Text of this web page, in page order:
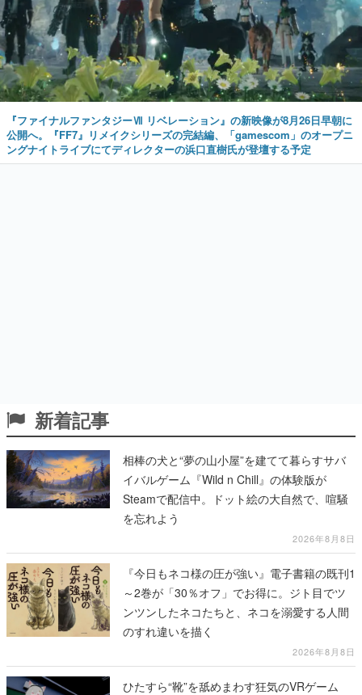
『ファイナルファンタジーⅦ リベレーション』の新映像が8月26日早朝に
公開へ。『FF7』リメイクシリーズの完結編、「gamescom」のオープニ
ングナイトライブにてディレクターの浜口直樹氏が登壇する予定
新着記事
相棒の犬と“夢の山小屋”を建てて暮らすサバ
イバルゲーム『Wild n Chill』の体験版が
Steamで配信中。ドット絵の大自然で、喧騒
を忘れよう
2026年8月8日
『今日もネコ様の圧が強い』電子書籍の既刊1
～2巻が「30％オフ」でお得に。ジト目でツ
ンツンしたネコたちと、ネコを溺愛する人間
のすれ違いを描く
2026年8月8日
ひたすら“靴”を舐めまわす狂気のVRゲーム